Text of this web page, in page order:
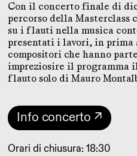
Con il concerto finale di
percorso della Masterclass
su i flauti nella musica
presentati i lavori, in prima
compositori che hanno
impreziosire il programma
flauto solo di Mauro
Info concerto ↗
Orari di chiusura: 18:30